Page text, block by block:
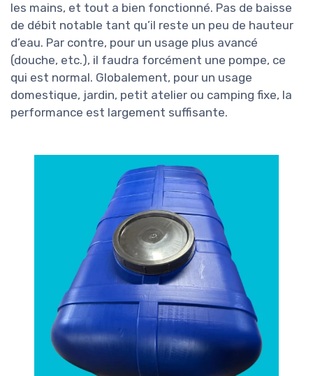
les mains, et tout a bien fonctionné. Pas de baisse
de débit notable tant qu’il reste un peu de hauteur
d’eau. Par contre, pour un usage plus avancé
(douche, etc.), il faudra forcément une pompe, ce
qui est normal. Globalement, pour un usage
domestique, jardin, petit atelier ou camping fixe, la
performance est largement suffisante.